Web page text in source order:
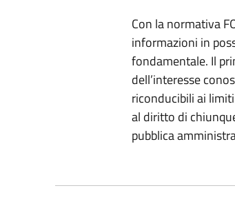
Con la normativa
informazioni in
fondamentale. Il
dell’interesse
riconducibili ai
al diritto di
pubblica